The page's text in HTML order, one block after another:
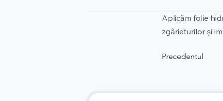
Aplicăm folie
zgârieturilor și
Precedentul